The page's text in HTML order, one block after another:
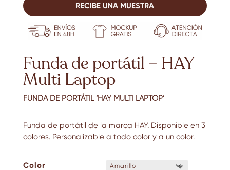
RECIBE UNA MUESTRA
Funda de portátil – HAY
Multi Laptop
FUNDA DE PORTÁTIL ‘HAY MULTI LAPTOP’
Funda de portátil de la marca HAY. Disponible en 3
colores. Personalizable a todo color y a un color.
Color